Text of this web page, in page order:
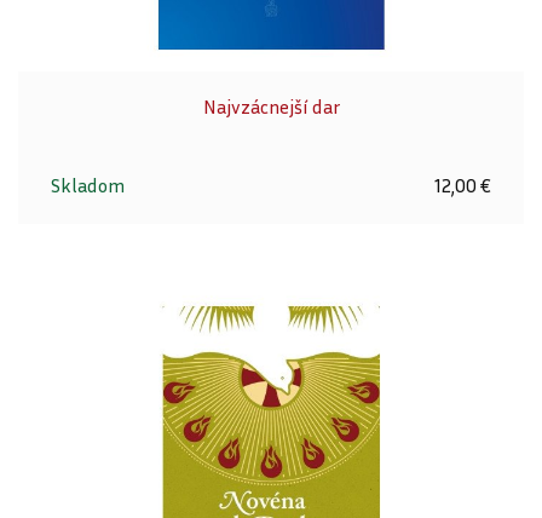
Najvzácnejší dar
Skladom 12,00 €